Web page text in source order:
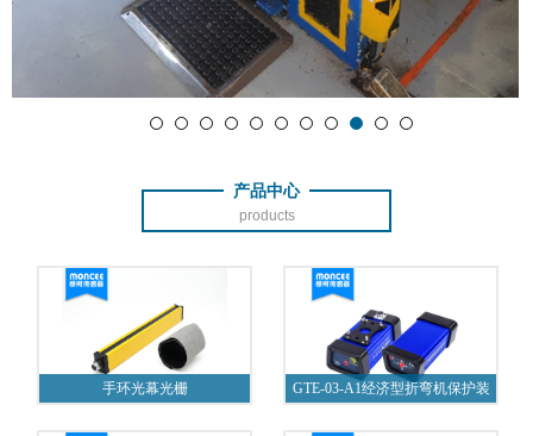
产品中心
products
手环光幕光栅
GTE-03-A1经济型折弯机保护装